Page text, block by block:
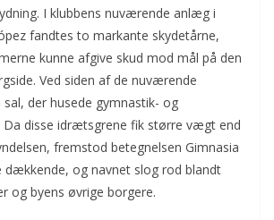
I klubbens nuværende anlæg i
fandtes to markante skydetårne,
kunne afgive skud mod mål på den
Ved siden af de nuværende
sal, der husede gymnastik- og
disse idrætsgrene fik større vægt end
fremstod betegnelsen Gimnasia
dækkende, og navnet slog rod blandt
og byens øvrige borgere.